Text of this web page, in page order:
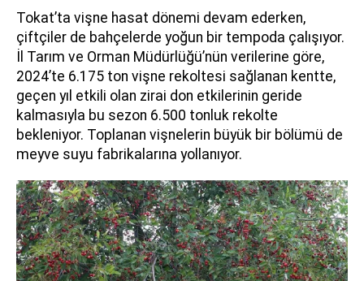
Tokat’ta vişne hasat dönemi devam ederken,
çiftçiler de bahçelerde yoğun bir tempoda çalışıyor.
İl Tarım ve Orman Müdürlüğü’nün verilerine göre,
2024’te 6.175 ton vişne rekoltesi sağlanan kentte,
geçen yıl etkili olan zirai don etkilerinin geride
kalmasıyla bu sezon 6.500 tonluk rekolte
bekleniyor. Toplanan vişnelerin büyük bir bölümü de
meyve suyu fabrikalarına yollanıyor.